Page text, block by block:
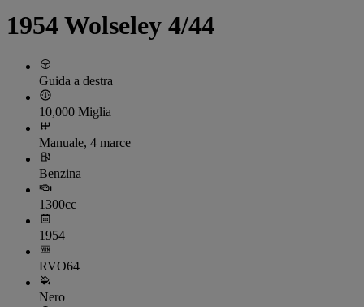
1954 Wolseley 4/44
Guida a destra
10,000 Miglia
Manuale, 4 marce
Benzina
1300cc
1954
RVO64
Nero